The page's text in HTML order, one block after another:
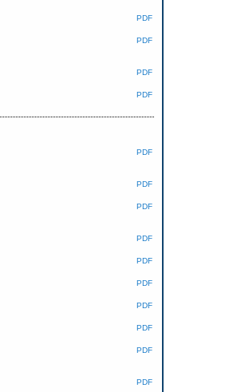
PDF
PDF
PDF
PDF
PDF
PDF
PDF
PDF
PDF
PDF
PDF
PDF
PDF
PDF